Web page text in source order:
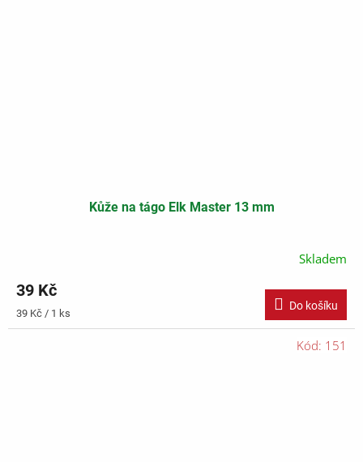
Kůže na tágo Elk Master 13 mm
Skladem
39 Kč
Měrná
cena:
39 Kč / 1 ks
Do košíku
Kód: 151